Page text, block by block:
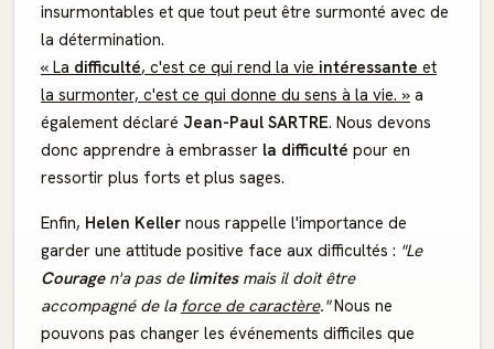
insurmontables et que tout peut être surmonté avec de
la détermination.
« La difficulté, c'est ce qui rend la vie intéressante et
la surmonter, c'est ce qui donne du sens à la vie. » a
également déclaré Jean-Paul SARTRE. Nous devons
donc apprendre à embrasser la difficulté pour en
ressortir plus forts et plus sages.
Enfin, Helen Keller nous rappelle l'importance de
garder une attitude positive face aux difficultés : "Le
Couragen'a pas de limitesmais il doit être
accompagné de la force de caractère."Nous ne
pouvons pas changer les événements difficiles que